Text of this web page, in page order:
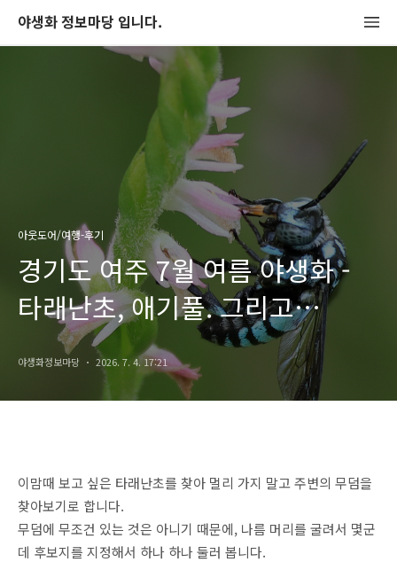
야생화 정보마당 입니다.
아웃도어/여행-후기
경기도 여주 7월 여름 야생화 -
타래난초, 애기풀. 그리고
루리알락꽃벌 암컷 수컷 구분
방법 (2026-07-04)
야생화정보마당 2026. 7. 4. 17:21
이맘때 보고 싶은 타래난초를 찾아 멀리 가지 말고 주변의 무덤을
찾아보기로 합니다.
무덤에 무조건 있는 것은 아니기 때문에, 나름 머리를 굴려서 몇군
데 후보지를 지정해서 하나 하나 둘러 봅니다.